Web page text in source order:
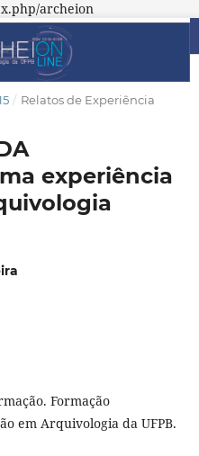
archeion
/ Relatos de Experiência
experiência
Formação
em Arquivologia da UFPB.